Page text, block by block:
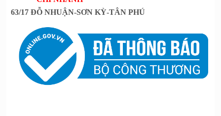
63/17 ĐỖ NHUẬN-SƠN KỲ-TÂN PHÚ